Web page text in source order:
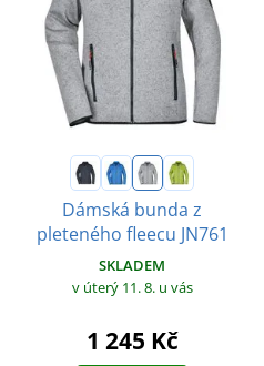
Dámská bunda z
pleteného fleecu JN761
SKLADEM
v úterý 11. 8. u vás
1 245 Kč